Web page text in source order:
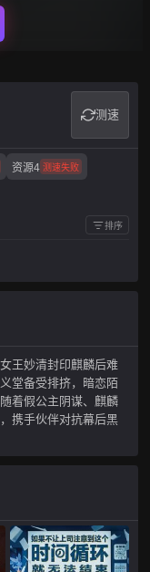
测速
资源4 测速失败
排序
王妙清封印麒麟后难
堂备受排挤，暗恋陌
着假公主阴谋、麒麟
携手伙伴对抗幕后黑